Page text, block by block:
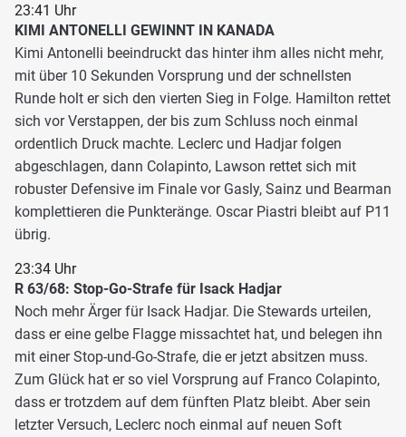
23:41 Uhr
KIMI ANTONELLI GEWINNT IN KANADA
Kimi Antonelli beeindruckt das hinter ihm alles nicht mehr,
mit über 10 Sekunden Vorsprung und der schnellsten
Runde holt er sich den vierten Sieg in Folge. Hamilton rettet
sich vor Verstappen, der bis zum Schluss noch einmal
ordentlich Druck machte. Leclerc und Hadjar folgen
abgeschlagen, dann Colapinto, Lawson rettet sich mit
robuster Defensive im Finale vor Gasly, Sainz und Bearman
komplettieren die Punkteränge. Oscar Piastri bleibt auf P11
übrig.
23:34 Uhr
R 63/68: Stop-Go-Strafe für Isack Hadjar
Noch mehr Ärger für Isack Hadjar. Die Stewards urteilen,
dass er eine gelbe Flagge missachtet hat, und belegen ihn
mit einer Stop-und-Go-Strafe, die er jetzt absitzen muss.
Zum Glück hat er so viel Vorsprung auf Franco Colapinto,
dass er trotzdem auf dem fünften Platz bleibt. Aber sein
letzter Versuch, Leclerc noch einmal auf neuen Soft